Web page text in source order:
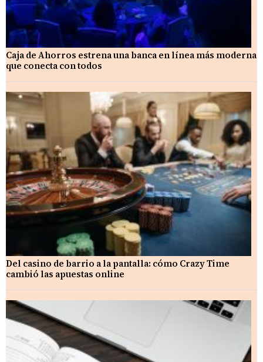
Caja de Ahorros estrena una banca en línea más moderna
que conecta con todos
Del casino de barrio a la pantalla: cómo Crazy Time
cambió las apuestas online